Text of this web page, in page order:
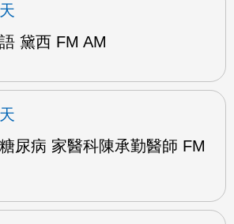
黛西 FM AM
尿病 家醫科陳承勤醫師 FM